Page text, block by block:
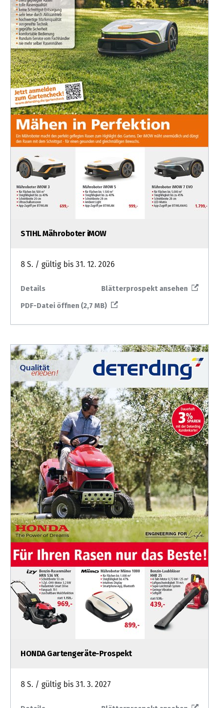
STIHL Mähroboter iMOW
8 S. / gültig bis 31. 12. 2026
Details
Blätterprospekt ansehen
PDF-Datei öffnen (2,7 MB)
HONDA Gartengeräte-Prospekt
8 S. / gültig bis 31. 3. 2027